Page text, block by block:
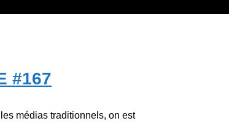
#167
médias traditionnels, on est